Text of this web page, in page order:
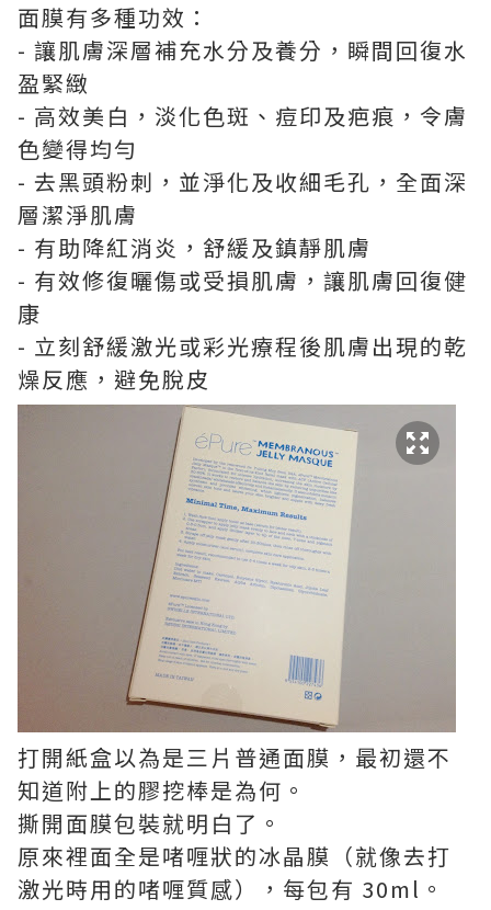
面膜有多種功效：
- 讓肌膚深層補充水分及養分，瞬間回復水
盈緊緻
- 高效美白，淡化色斑、痘印及疤痕，令膚
色變得均勻
- 去黑頭粉刺，並淨化及收細毛孔，全面深
層潔淨肌膚
- 有助降紅消炎，舒緩及鎮靜肌膚
- 有效修復曬傷或受損肌膚，讓肌膚回復健
康
- 立刻舒緩激光或彩光療程後肌膚出現的乾
燥反應，避免脫皮
打開紙盒以為是三片普通面膜，最初還不
知道附上的膠挖棒是為何。
撕開面膜包裝就明白了。
原來裡面全是啫喱狀的冰晶膜（就像去打
激光時用的啫喱質感），每包有 30ml。